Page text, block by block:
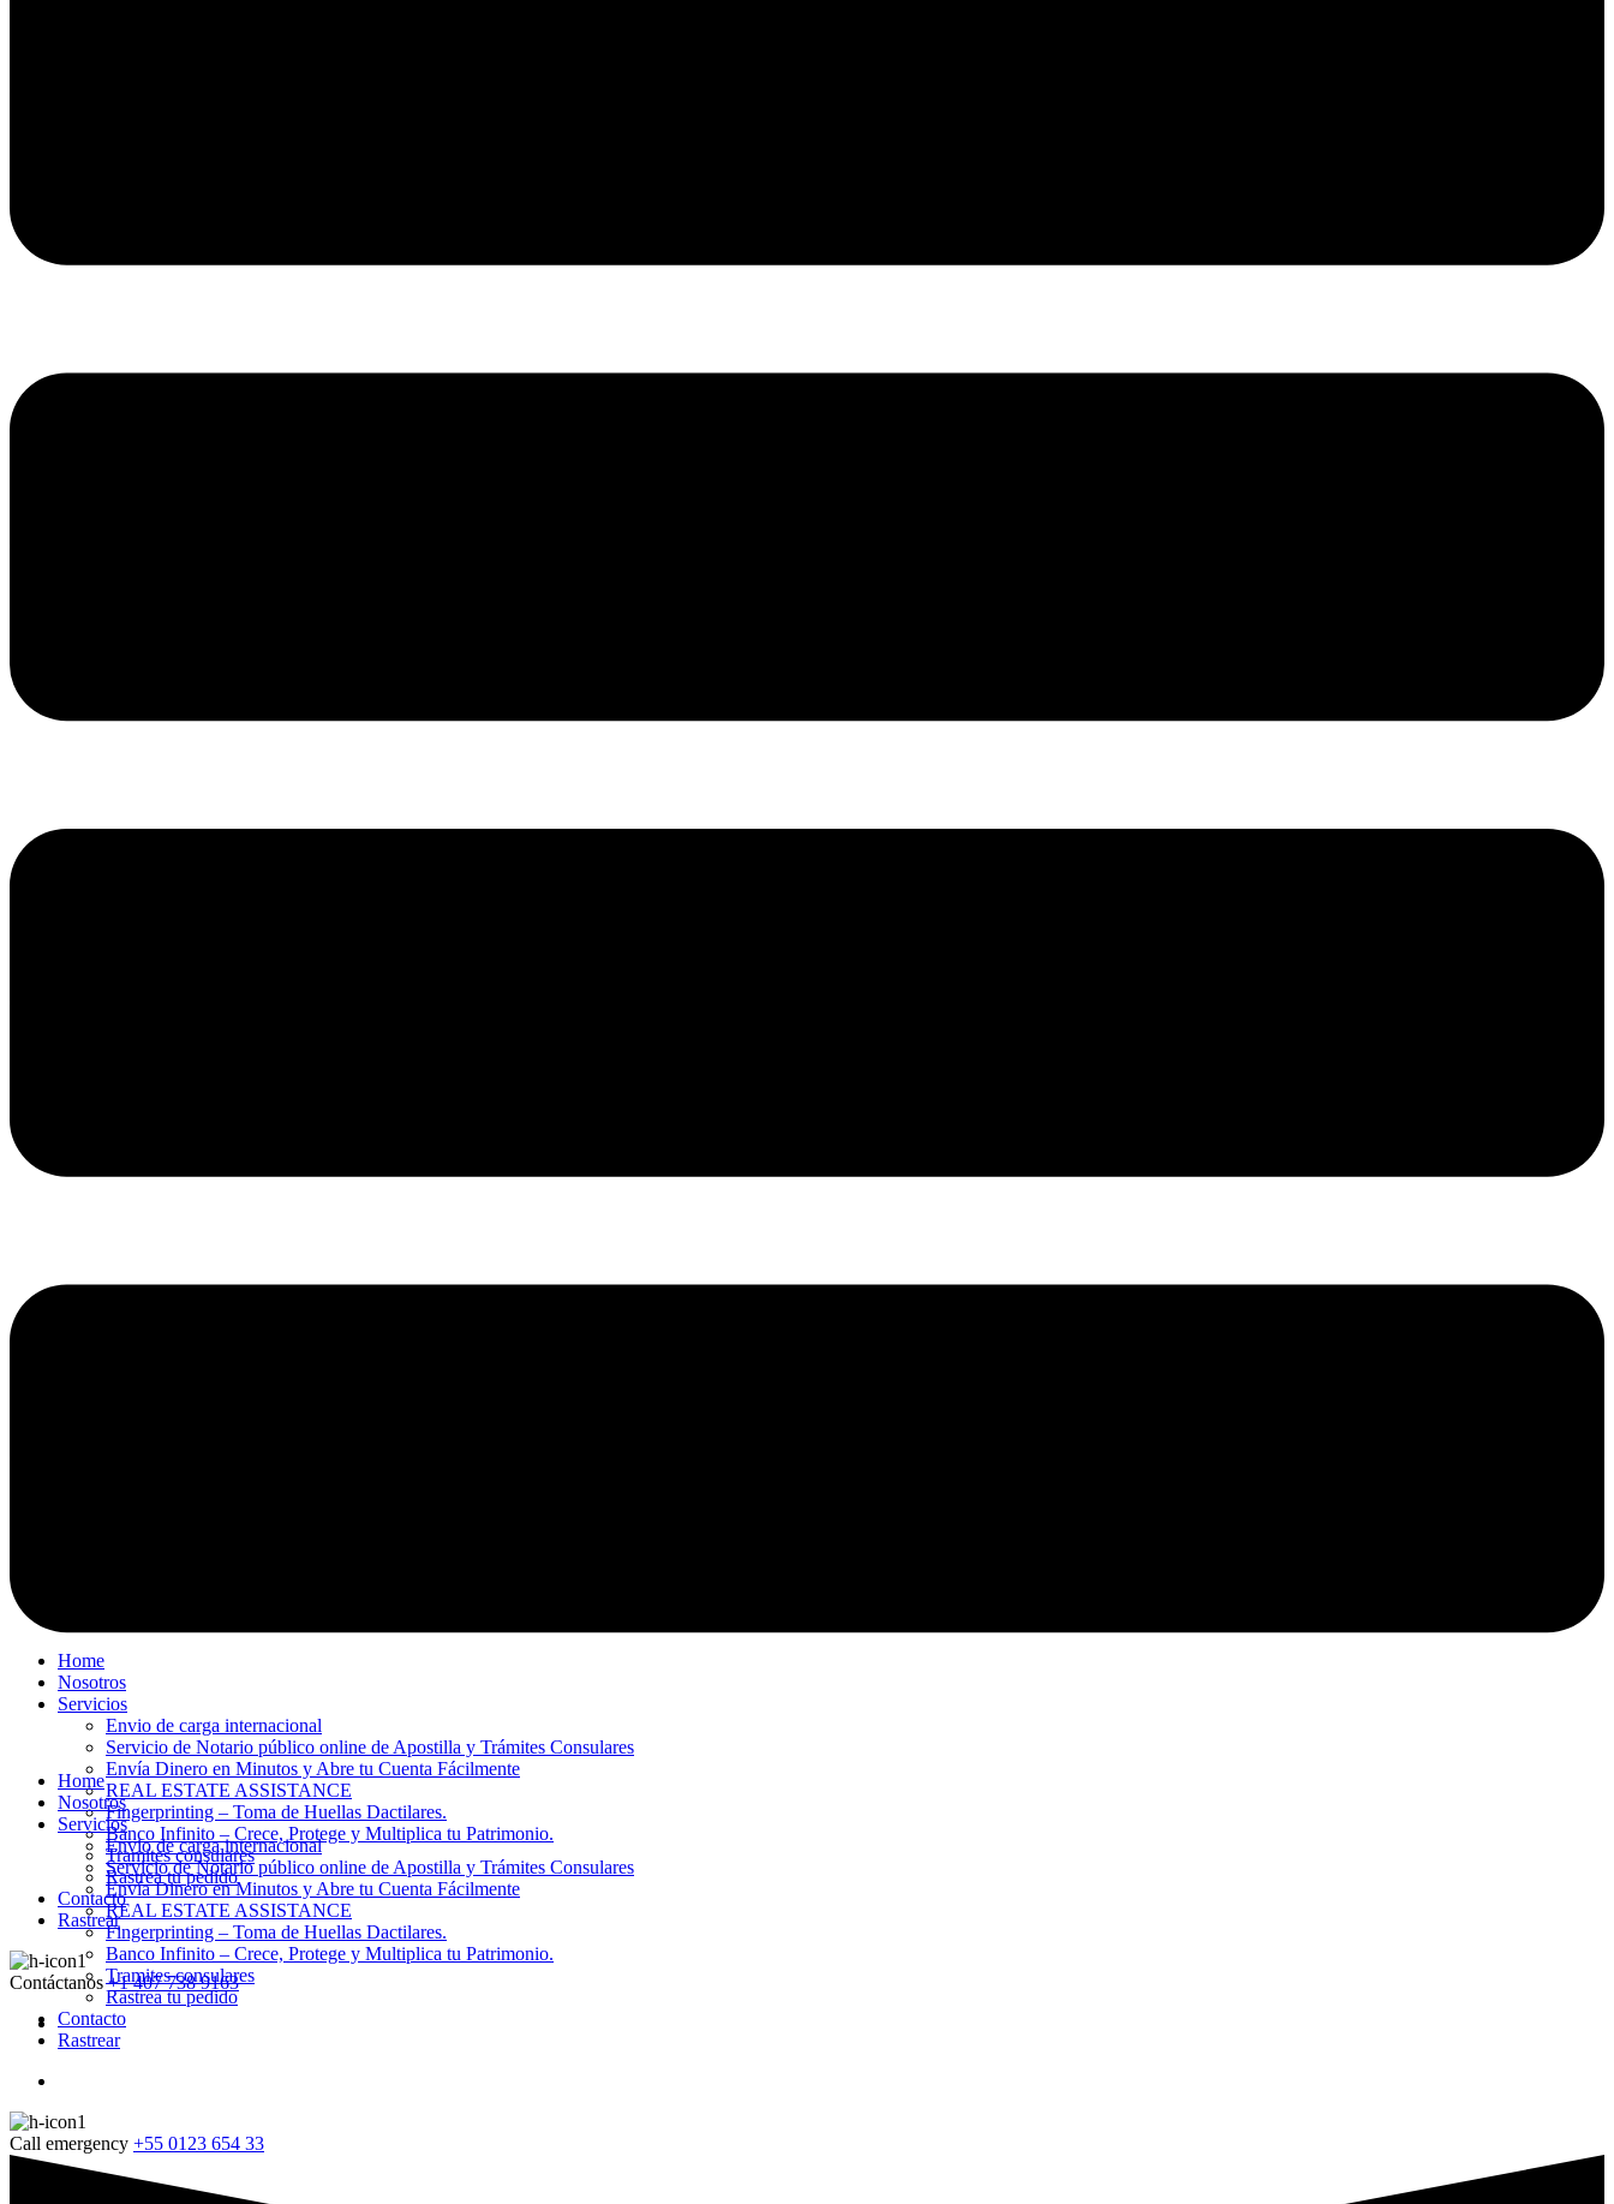
Home
Nosotros
Servicios
Envio de carga internacional
Servicio de Notario público online de Apostilla y Trámites Consulares
Envía Dinero en Minutos y Abre tu Cuenta Fácilmente
REAL ESTATE ASSISTANCE
Fingerprinting – Toma de Huellas Dactilares.
Banco Infinito – Crece, Protege y Multiplica tu Patrimonio.
Tramites consulares
Rastrea tu pedido
Contacto
Rastrear
Contáctanos +1 407 738 9163
Home
Nosotros
Servicios
Envio de carga internacional
Servicio de Notario público online de Apostilla y Trámites Consulares
Envía Dinero en Minutos y Abre tu Cuenta Fácilmente
REAL ESTATE ASSISTANCE
Fingerprinting – Toma de Huellas Dactilares.
Banco Infinito – Crece, Protege y Multiplica tu Patrimonio.
Tramites consulares
Rastrea tu pedido
Contacto
Rastrear
Call emergency +55 0123 654 33